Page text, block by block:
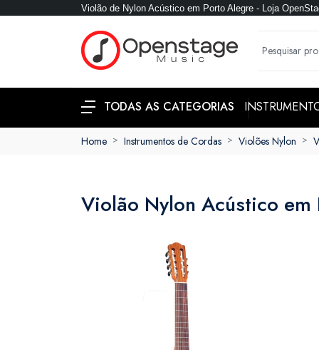
Violão de Nylon Acústico em Porto Alegre - Loja
TODAS AS CATEGORIAS
Home Instrumentos de Cordas Violões Nylon
Violão Nylon Acústico em